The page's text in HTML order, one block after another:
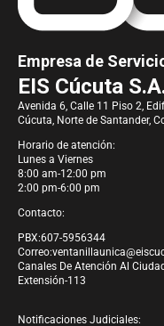
Empresa de
EIS Cúcuta
Avenida 6, Calle 11 Piso 2,
Cúcuta, Norte de Santander,
Horario de atención:
Lunes a Viernes
8:00 am-12:00 pm
2:00 pm-6:00 pm
Contacto:
PBX:607-5956344
Correo:
Canales De Atención Al
Extensión-113
Notificaciones Judiciales: